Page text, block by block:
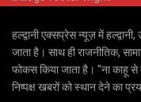
हल्द्वानी एक्सप्रेस न्यूज़ में
जाता है। साथ ही राजनीतिक,
फोकस किया जाता है। "ना काहू से
निष्पक्ष खबरों को स्थान देने का